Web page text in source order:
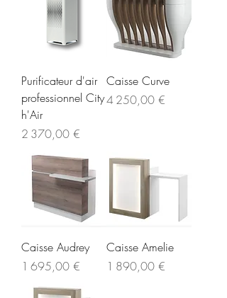
Purificateur d'air
professionnel City
h'Air
Prix
2 370,00 €
Caisse Curve
Prix
4 250,00 €
Caisse Audrey
Prix
1 695,00 €
Caisse Amelie
Prix
1 890,00 €